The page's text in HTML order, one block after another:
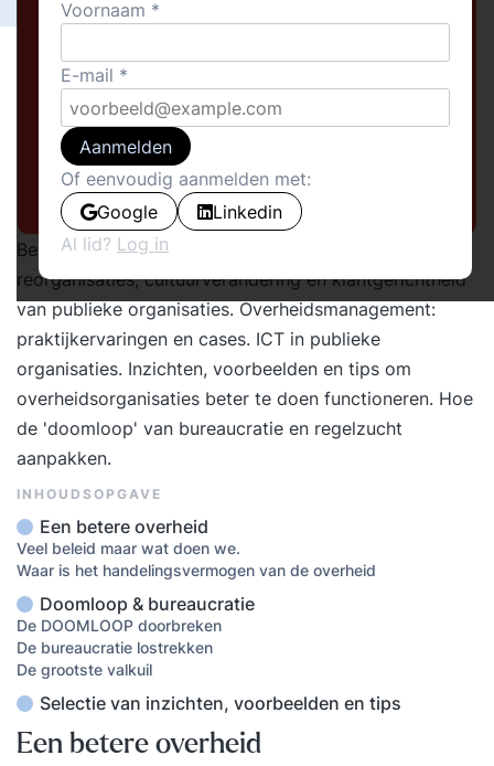
Beter verandermanagement, minder bureaucratie,
reorganisaties, cultuurverandering en klantgerichtheid
van publieke organisaties. Overheidsmanagement:
praktijkervaringen en cases. ICT in publieke
organisaties. Inzichten, voorbeelden en tips om
overheidsorganisaties beter te doen functioneren. Hoe
de 'doomloop' van bureaucratie en regelzucht
aanpakken.
INHOUDSOPGAVE
Een betere overheid
Veel beleid maar wat doen we.
Waar is het handelingsvermogen van de overheid
Doomloop & bureaucratie
De DOOMLOOP doorbreken
De bureaucratie lostrekken
De grootste valkuil
Selectie van inzichten, voorbeelden en tips
Een betere overheid
Voornaam
E-mail
Aanmelden
Of eenvoudig aanmelden met:
Google
Linkedin
Al lid? Log in